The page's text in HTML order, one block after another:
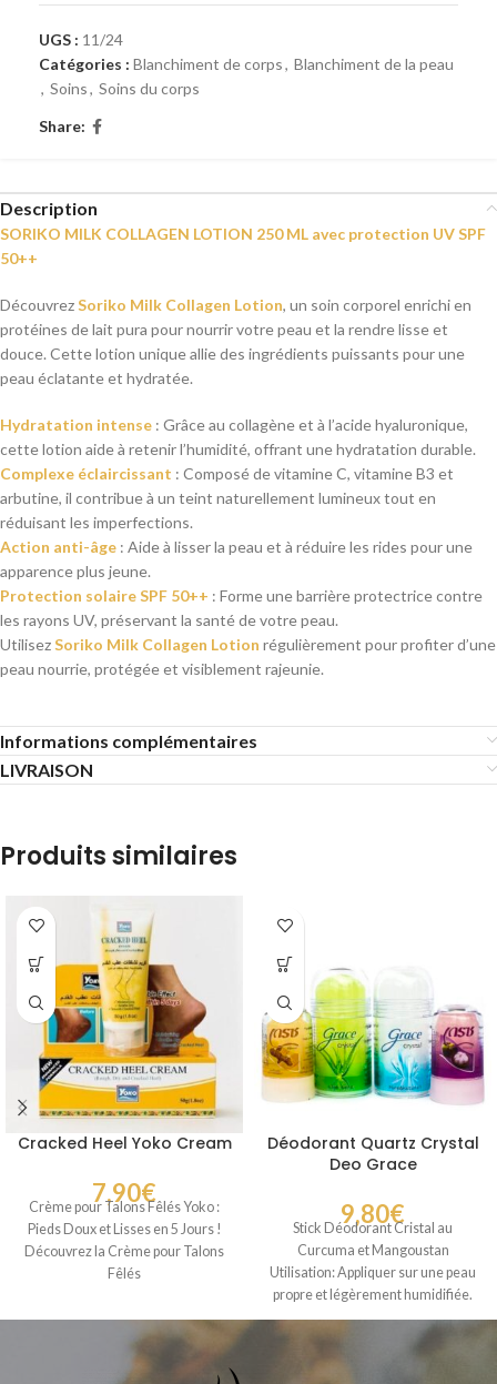
UGS : 11/24
Catégories : Blanchiment de corps, Blanchiment de la peau
, Soins, Soins du corps
Share:
Description
SORIKO MILK COLLAGEN LOTION 250 ML avec protection UV SPF
50++
DécouvrezSoriko Milk Collagen Lotion, un soin corporel enrichi en
protéines de lait pura pour nourrir votre peau et la rendre lisse et
douce. Cette lotion unique allie des ingrédients puissants pour une
peau éclatante et hydratée.
Hydratation intense : Grâce au collagène et à l’acide hyaluronique,
cette lotion aide à retenir l’humidité, offrant une hydratation durable.
Complexe éclaircissant : Composé de vitamine C, vitamine B3 et
arbutine, il contribue à un teint naturellement lumineux tout en
réduisant les imperfections.
Action anti-âge : Aide à lisser la peau et à réduire les rides pour une
apparence plus jeune.
Protection solaire SPF 50++ : Forme une barrière protectrice contre
les rayons UV, préservant la santé de votre peau.
UtilisezSoriko Milk Collagen Lotion régulièrement pour profiter d’une
peau nourrie, protégée et visiblement rajeunie.
Informations complémentaires
LIVRAISON
Produits similaires
Cracked Heel Yoko Cream
7,90€
Crème pour Talons Fêlés Yoko :
Pieds Doux et Lisses en 5 Jours !
Découvrez la Crème pour Talons
Fêlés
Déodorant Quartz Crystal
Deo Grace
9,80€
Stick Déodorant Cristal au
Curcuma et Mangoustan
Utilisation: Appliquer sur une peau
propre et légèrement humidifiée.
Idéal pour une protection